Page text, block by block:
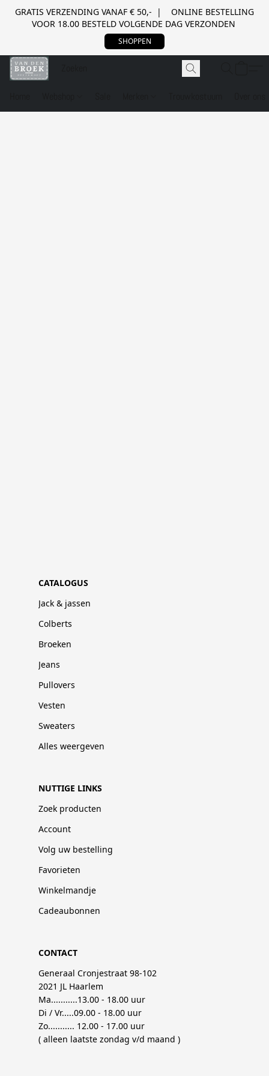
GRATIS VERZENDING VANAF € 50,- | ONLINE BESTELLING
VOOR 18.00 BESTELD VOLGENDE DAG VERZONDEN
SHOPPEN
CATALOGUS
Jack & jassen
Colberts
Broeken
Jeans
Pullovers
Vesten
Sweaters
Alles weergeven
NUTTIGE LINKS
Zoek producten
Account
Volg uw bestelling
Favorieten
Winkelmandje
Cadeaubonnen
CONTACT
Generaal Cronjestraat 98-102
2021 JL Haarlem
Ma...........13.00 - 18.00 uur
Di / Vr.....09.00 - 18.00 uur
Zo........... 12.00 - 17.00 uur
( alleen laatste zondag v/d maand )